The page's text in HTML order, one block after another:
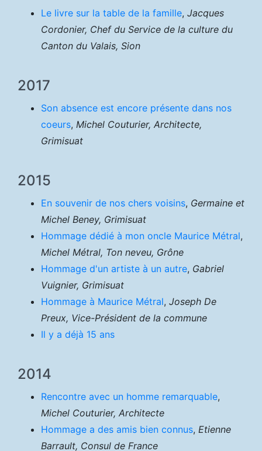
Le livre sur la table de la famille, Jacques
Cordonier, Chef du Service de la culture du
Canton du Valais, Sion
2017
Son absence est encore présente dans nos
coeurs, Michel Couturier, Architecte,
Grimisuat
2015
En souvenir de nos chers voisins, Germaine et
Michel Beney, Grimisuat
Hommage dédié à mon oncle Maurice Métral,
Michel Métral, Ton neveu, Grône
Hommage d'un artiste à un autre, Gabriel
Vuignier, Grimisuat
Hommage à Maurice Métral, Joseph De
Preux, Vice-Président de la commune
Il y a déjà 15 ans
2014
Rencontre avec un homme remarquable,
Michel Couturier, Architecte
Hommage a des amis bien connus, Etienne
Barrault, Consul de France